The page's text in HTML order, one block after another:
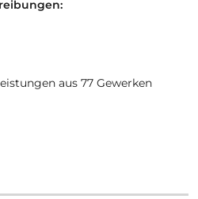
aus 77 Gewerken